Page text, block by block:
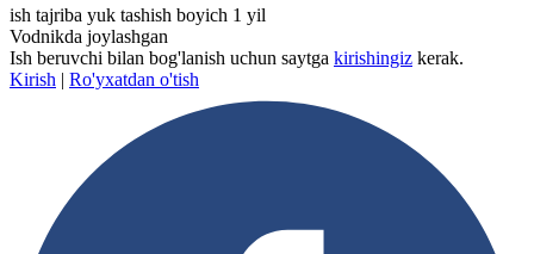
ish tajriba yuk tashish boyich 1 yil
Vodnikda joylashgan
Ish beruvchi bilan bog'lanish uchun saytga kirishingiz kerak.
Kirish | Ro'yxatdan o'tish